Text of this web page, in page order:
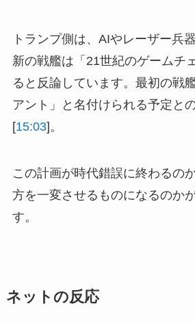
トランプ側は、AIやレーザー兵
新の戦艦は「21世紀のゲームチ
ると反論しています。最初の戦
アント」と名付けられる予定と
[15:03]。
この計画が時代錯誤に終わるの
方を一変させるものになるのか
す。
ネットの反応